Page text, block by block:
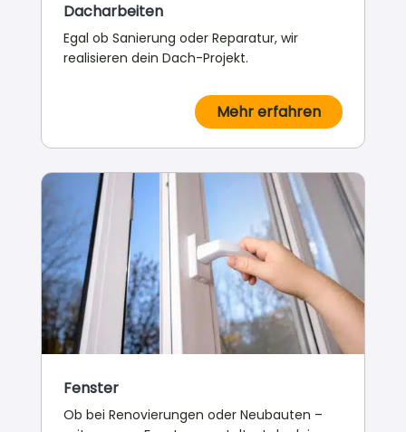
Dacharbeiten
Egal ob Sanierung oder Reparatur, wir
realisieren dein Dach-Projekt.
Mehr erfahren
Fenster
Ob bei Renovierungen oder Neubauten –